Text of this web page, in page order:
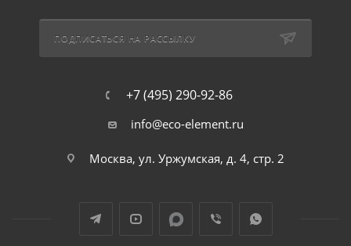
ПОДПИСАТЬСЯ НА РАССЫЛКУ
+7 (495) 290-92-86
info@eco-element.ru
Москва, ул. Уржумская, д. 4, стр. 2